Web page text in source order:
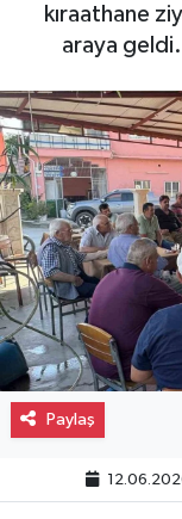
kıraathane
araya
Paylaş
Asayiş
Spor
Eğitim